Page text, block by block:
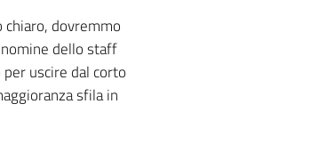
dovremmo
dello staff
uscire dal corto
sfila in